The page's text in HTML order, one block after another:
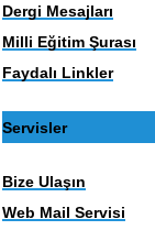
Dergi Mesajları
Milli Eğitim Şurası
Faydalı Linkler
Servisler
Bize Ulaşın
Web Mail Servisi